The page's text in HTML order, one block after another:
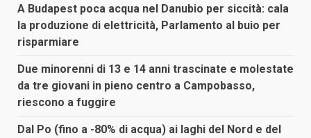
A Budapest poca acqua nel Danubio per siccità: cala
la produzione di elettricità, Parlamento al buio per
risparmiare
Due minorenni di 13 e 14 anni trascinate e molestate
da tre giovani in pieno centro a Campobasso,
riescono a fuggire
Dal Po (fino a -80% di acqua) ai laghi del Nord e del